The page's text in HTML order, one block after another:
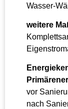
Wasser-
weitere
vor
nach